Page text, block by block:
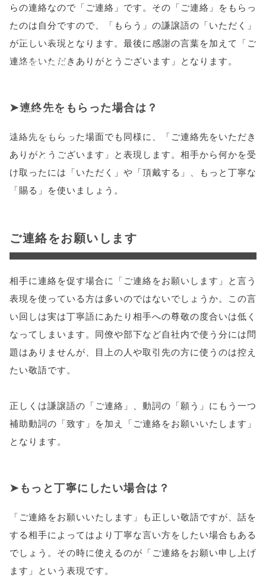
f, 'Gwindow',
'width=550,
height=450,
toolbar=no,
scrollbars=yes'
); return
false;"> シェア
らの連絡なので「ご連絡」です。その「ご連絡」をもらっ
たのは自分ですので、「もらう」の謙譲語の「いただく」
が正しい表現となります。最後に感謝の言葉を加えて「ご
連絡をいただきありがとうございます」となります。
連絡先をもらった場合は？
連絡先をもらった場面でも同様に、「ご連絡先をいただき
ありがとうございます」と表現します。相手から何かを受
け取ったには「いただく」や「頂戴する」、もっと丁寧な
「賜る」を使いましょう。
ご連絡をお願いします
相手に連絡を促す場合に「ご連絡をお願いします」と言う
表現を使っている方は多いのではないでしょうか。この言
い回しは実は丁寧語にあたり相手への尊敬の度合いは低く
なってしまいます。同僚や部下など自社内で使う分には問
題はありませんが、目上の人や取引先の方に使うのは控え
たい敬語です。
正しくは謙譲語の「ご連絡」、動詞の「願う」にもう一つ
補助動詞の「致す」を加え「ご連絡をお願いいたします」
となります。
もっと丁寧にしたい場合は？
「ご連絡をお願いいたします」も正しい敬語ですが、話を
する相手によってはより丁寧な言い方をしたい場合もある
でしょう。その時に使えるのが「ご連絡をお願い申し上げ
ます」という表現です。